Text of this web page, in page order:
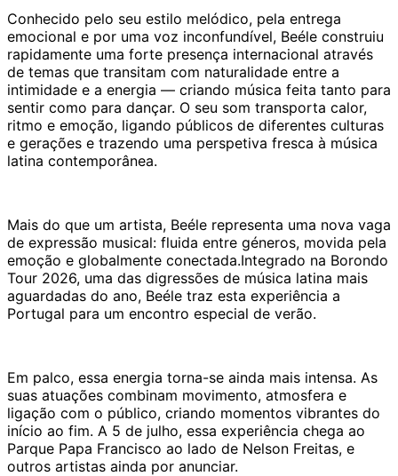
Conhecido pelo seu estilo melódico, pela entrega
emocional e por uma voz inconfundível, Beéle construiu
rapidamente uma forte presença internacional através
de temas que transitam com naturalidade entre a
intimidade e a energia — criando música feita tanto para
sentir como para dançar. O seu som transporta calor,
ritmo e emoção, ligando públicos de diferentes culturas
e gerações e trazendo uma perspetiva fresca à música
latina contemporânea.
Mais do que um artista, Beéle representa uma nova vaga
de expressão musical: fluida entre géneros, movida pela
emoção e globalmente conectada.Integrado na Borondo
Tour 2026, uma das digressões de música latina mais
aguardadas do ano, Beéle traz esta experiência a
Portugal para um encontro especial de verão.
Em palco, essa energia torna-se ainda mais intensa. As
suas atuações combinam movimento, atmosfera e
ligação com o público, criando momentos vibrantes do
início ao fim. A 5 de julho, essa experiência chega ao
Parque Papa Francisco ao lado de Nelson Freitas, e
outros artistas ainda por anunciar.